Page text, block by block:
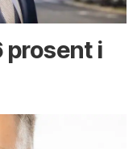
prosent i